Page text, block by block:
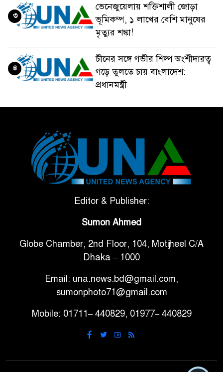
ভেনেজুয়েলায় শক্তিশালী জোড়া
ভূমিকম্প, ১ লাখের বেশি মানুষের
মৃত্যুর শঙ্কা!
৩
চীনের সঙ্গে গভীর শিল্প অংশীদারত্ব
গড়ে তুলতে চায় বাংলাদেশ:
প্রধানমন্ত্রী
৪
টানা ৩ ম্যাচে গোল ভিনির, ইতিহাস
বলছে বিশ্বকাপ জিতবে ব্রাজিল
সরকারি ৩শ কেজি বই বিক্রির
গাড়ি বিক্রির পর মালিকানা
পরিবর্তনে কঠোর নির্দেশনা
আ.লীগ ও বিএনপির বিরুদ্ধে
নাহিদ
ঢাবিতে মাথায় কাঁঠাল পড়ে মালির
Editor & Publisher:
Sumon Ahmed
Globe Chamber, 2nd Floor, 104, Motijheel C/A
Dhaka – 1000
Email: una.news.bd@gmail.com,
sumonphoto71@gmail.com
Mobile: 01711– 440829, 01977– 440829